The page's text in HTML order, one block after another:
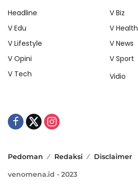
Headline
V Biz
V Edu
V Health
V Lifestyle
V News
V Opini
V Sport
V Tech
Vidio
Pedoman Redaksi
Disclaimer
venomena.id - 2023